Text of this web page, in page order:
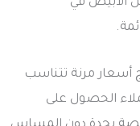
أسعار مرنة تتناسب
الحصول على